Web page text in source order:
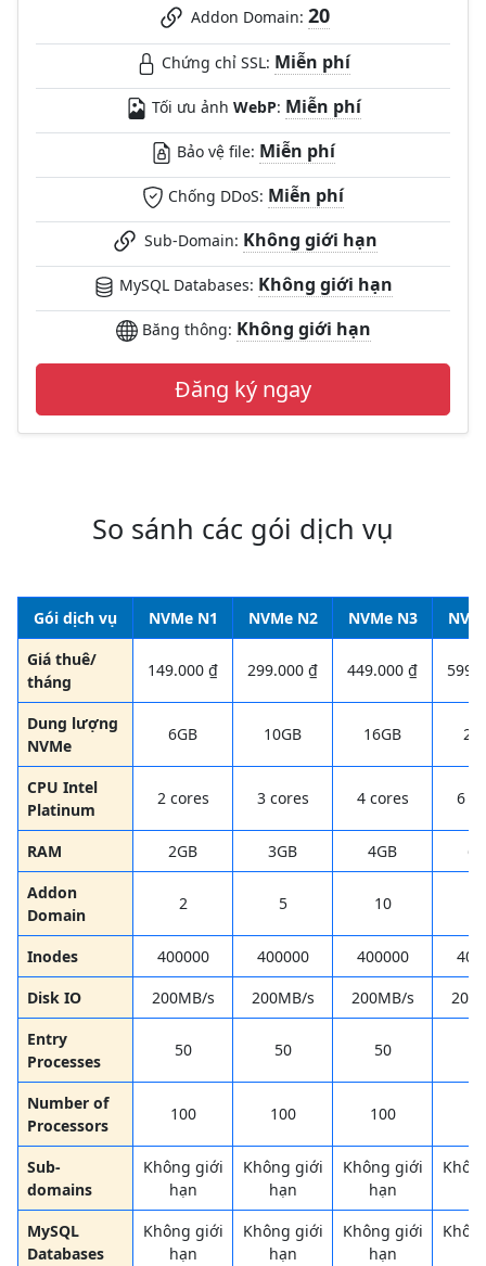
Addon Domain: 20
Chứng chỉ SSL: Miễn phí
Tối ưu ảnh WebP: Miễn phí
Bảo vệ file: Miễn phí
Chống DDoS: Miễn phí
Sub-Domain: Không giới hạn
MySQL Databases: Không giới hạn
Băng thông: Không giới hạn
Đăng ký ngay
So sánh các gói dịch vụ
Gói dịch vụ NVMe N1 NVMe N2 NVMe N3
Giá thuê/
tháng
149.000 ₫ 299.000 ₫ 449.000 ₫
Dung lượng
NVMe
6GB 10GB 16GB
CPU Intel
Platinum
2 cores 3 cores 4 cores 6
RAM 2GB 3GB 4GB
Addon
Domain
2 5 10
Inodes 400000 400000 400000
Disk IO
200MB/s 200MB/s 200MB/s
Entry
Processes
50 50 50
Number of
Processors
100 100 100
Sub-
domains
Không giới
hạn
Không giới
hạn
Không giới
hạn
MySQL
Databases
Không giới
hạn
Không giới
hạn
Không giới
hạn